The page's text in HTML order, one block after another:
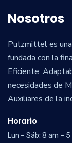
Nosotros
Putzmittel es
fundada con la
Eficiente,
necesidades de
Auxiliares de la
Horario
Lun – Sáb: 8 am –